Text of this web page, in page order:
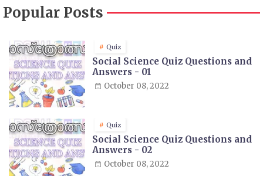
Popular Posts
Quiz
Social Science Quiz Questions and
Answers - 01
October 08, 2022
Quiz
Social Science Quiz Questions and
Answers - 02
October 08, 2022